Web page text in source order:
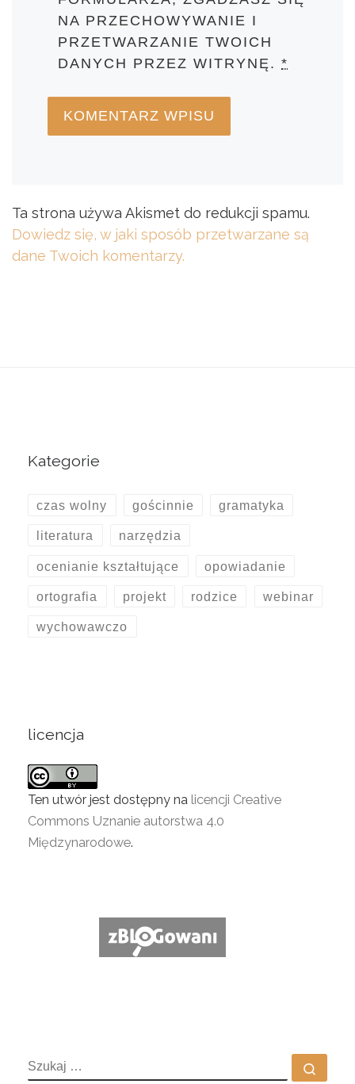
NA PRZECHOWYWANIE I
PRZETWARZANIE TWOICH
DANYCH PRZEZ WITRYNĘ.*
Ta strona używa Akismet do redukcji spamu.
Dowiedz się, w jaki sposób przetwarzane są
dane Twoich komentarzy.
Kategorie
czas wolny gościnnie gramatyka
literatura narzędzia
ocenianie kształtujące opowiadanie
ortografia projekt rodzice webinar
wychowawczo
licencja
Ten utwór jest dostępny na licencji Creative
Commons Uznanie autorstwa 4.0
Międzynarodowe.
SZUKAJ